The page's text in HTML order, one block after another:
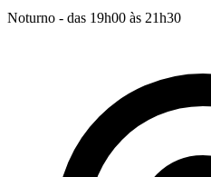
Noturno - das 19h00 às 21h30